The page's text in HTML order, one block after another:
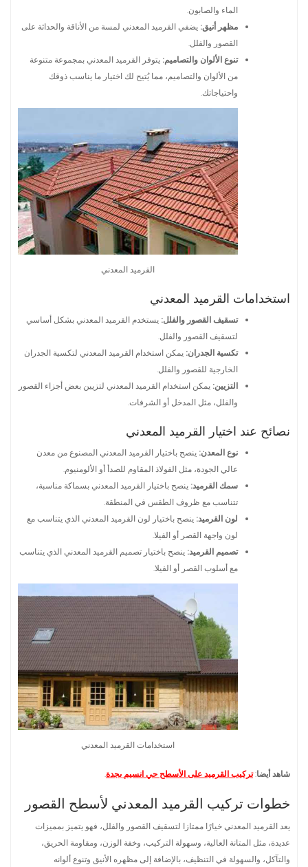
الماء والصابون.
مظهر أنيق: يضفي القرميد المعدني لمسة من الأناقة والحداثة على
القصور والفلل.
تنوع الألوان والتصاميم: يتوفر القرميد المعدني بمجموعة متنوعة
من الألوان والتصاميم، مما يُتيح لك اختيار ما يناسب ذوقك
واحتياجاتك.
القرميد المعدني
استخدامات القرميد المعدني
تسقيف القصور والفلل: يستخدم القرميد المعدني بشكل أساسي
لتسقيف القصور والفلل.
تكسية الجدران: يمكن استخدام القرميد المعدني لتكسية الجدران
الخارجية للقصور والفلل.
التزيين: يمكن استخدام القرميد المعدني لتزيين بعض أجزاء القصور
والفلل، مثل المدخل أو الشرفات.
نصائح عند اختيار القرميد المعدني
نوع المعدن: ينصح باختيار القرميد المعدني المصنوع من معدن
عالي الجودة، مثل الفولاذ المقاوم للصدأ أو الألومنيوم.
سمك القرميد: ينصح باختيار القرميد المعدني بسماكة مناسبة،
تتناسب مع ظروف الطقس في المنطقة.
لون القرميد: ينصح باختيار لون القرميد المعدني الذي يتناسب مع
لون واجهة القصر أو الفيلا.
تصميم القرميد: ينصح باختيار تصميم القرميد المعدني الذي يتناسب
مع أسلوب القصر أو الفيلا.
استخدامات القرميد المعدني
شاهد أيضا:تركيب القرميد على الأسطح حي انسيم بجدة.
خطوات تركيب القرميد المعدني لأسطح القصور
يعد القرميد المعدني خيارًا ممتازا لتسقيف القصور والفلل، فهو يتميز بمميزات
عديدة، مثل المتانة العالية، وسهولة التركيب، وخفة الوزن، ومقاومة الحريق،
والتآكل، والسهولة في التنظيف، بالإضافة إلى مظهره الأنيق وتنوع ألوانه